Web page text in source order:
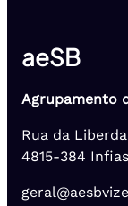
aeSB
Agrupamento
Rua da
4815-384 Infias